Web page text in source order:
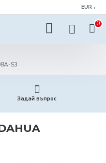
EUR
0
S3
Задай въпрос